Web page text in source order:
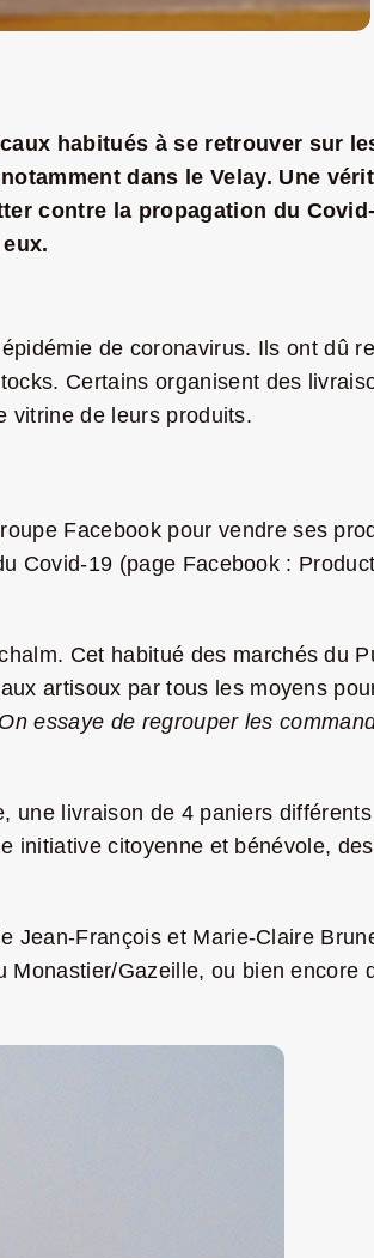
habitués à se retrouver sur
dans le Velay. Une
contre la propagation du
de coronavirus. Ils ont dû
Certains organisent des
vitrine de leurs produits.
Facebook pour vendre ses
Covid-19 (page Facebook :
Cet habitué des marchés du
artisoux par tous les moyens
essaye de regrouper les
une livraison de 4 paniers différents
initiative citoyenne et bénévole,
Jean-François et Marie-Claire
Gazeille, ou bien encore